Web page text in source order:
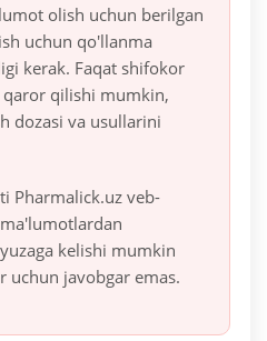
olish uchun berilgan
uchun qo'llanma
kerak. Faqat shifokor
qilishi mumkin,
dozasi va usullarini
Pharmalick.uz veb-
kelishi mumkin
uchun javobgar emas.